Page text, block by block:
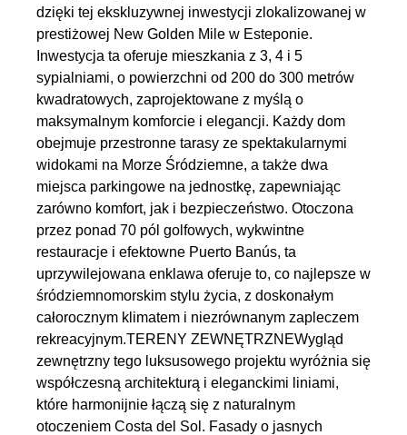
dzięki tej ekskluzywnej inwestycji zlokalizowanej w
prestiżowej New Golden Mile w Esteponie.
Inwestycja ta oferuje mieszkania z 3, 4 i 5
sypialniami, o powierzchni od 200 do 300 metrów
kwadratowych, zaprojektowane z myślą o
maksymalnym komforcie i elegancji. Każdy dom
obejmuje przestronne tarasy ze spektakularnymi
widokami na Morze Śródziemne, a także dwa
miejsca parkingowe na jednostkę, zapewniając
zarówno komfort, jak i bezpieczeństwo. Otoczona
przez ponad 70 pól golfowych, wykwintne
restauracje i efektowne Puerto Banús, ta
uprzywilejowana enklawa oferuje to, co najlepsze w
śródziemnomorskim stylu życia, z doskonałym
całorocznym klimatem i niezrównanym zapleczem
rekreacyjnym.TERENY ZEWNĘTRZNEWygląd
zewnętrzny tego luksusowego projektu wyróżnia się
współczesną architekturą i eleganckimi liniami,
które harmonijnie łączą się z naturalnym
otoczeniem Costa del Sol. Fasady o jasnych